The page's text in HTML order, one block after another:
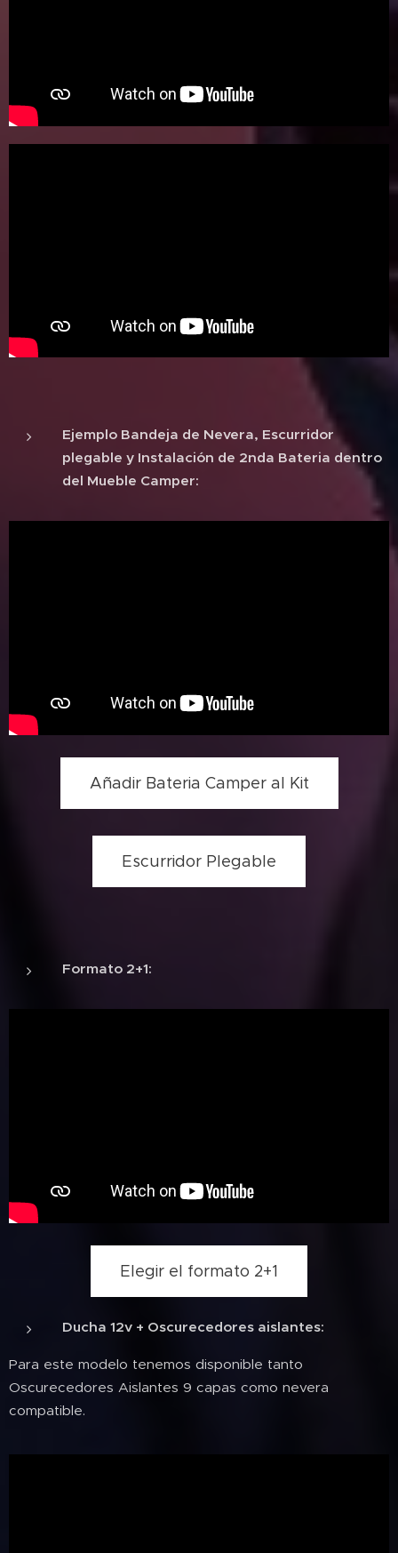
Ejemplo Bandeja de Nevera, Escurridor
plegable y Instalación de 2nda Bateria dentro
del Mueble Camper:
Añadir Bateria Camper al Kit
Escurridor Plegable
Formato 2+1:
Elegir el formato 2+1
Ducha 12v + Oscurecedores aislantes:
Para este modelo tenemos disponible tanto
Oscurecedores Aislantes 9 capas como nevera
compatible.